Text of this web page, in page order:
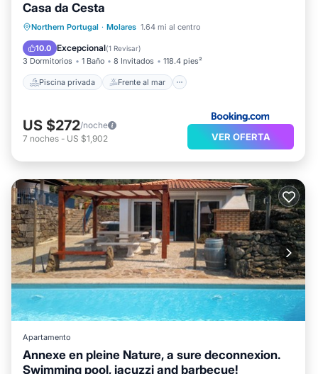
Casa da Cesta
Northern Portugal · Molares 1.64 mi al centro
10.0 Excepcional(1 Revisar)
3 Dormitorios 1 Baño 8 Invitados 118.4 pies²
Piscina privada Frente al mar
Piscina privada
Frente al mar
Aparcamiento
US $272/noche
7 noches - US $1,902 VER OFERTA
Apartamento
Annexe en pleine Nature, a sure deconnexion.
Swimming pool, jacuzzi and barbecue!